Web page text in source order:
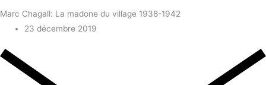
Marc Chagall: La madone du village 1938-1942
23 décembre 2019